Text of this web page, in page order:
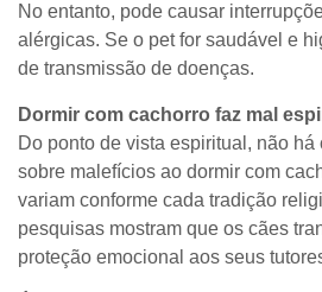
No entanto, pode causar
alérgicas. Se o pet for saudável e
de transmissão de doenças.
Dormir com cachorro faz mal
Do ponto de vista espiritual, não
sobre malefícios ao dormir com
variam conforme cada tradição
pesquisas mostram que os cães
proteção emocional aos seus